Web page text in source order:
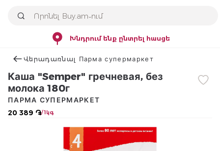
Խնդրում ենք ընտրել հասցե
Վերադառնալ Парма супермаркет
Каша "Semper" гречневая, без
молока 180г
20 389 ֏/ 1կգ
ПАРМА СУПЕРМАРКЕТ